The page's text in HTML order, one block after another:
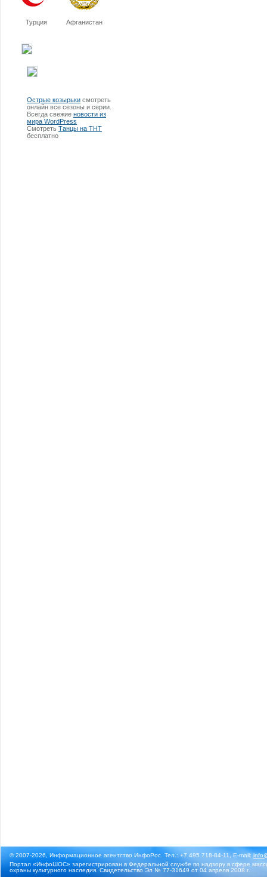
Турция Афганистан
Острые козырьки смотреть
онлайн все сезоны и серии.
Всегда свежие новости из
мира WordPress
Смотреть Танцы на ТНТ
бесплатно
© 2007-2026, Информационное агентство ИнфоРос. Тел.: +7 495 718-84-11, E-mail:
Портал «ИнфоШОС» зарегистрирован в Федеральной службе по надзору в сфере
охраны культурного наследия. Свидетельство Эл № 77-31649 от 04 апреля 2008 г.